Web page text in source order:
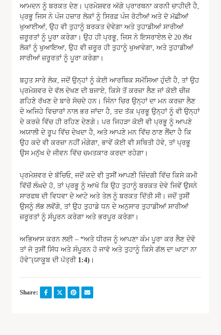
ਆਮਦਨ ਨੂੰ ਬਰਕਤ ਦੇਣ। ਪ੍ਰਮੇਸ਼ਵਰ ਅੱਗੇ ਪ੍ਰਾਰਥਨਾ ਕਰਨੀ ਚਾਹੀਦੀ ਹੈ,
ਪ੍ਰਭੂ ਜਿਸ ਨੇ ਪੰਜ ਹਜ਼ਾਰ ਲੋਕਾਂ ਨੂੰ ਸਿਰਫ਼ ਪੰਜ ਰੋਟੀਆਂ ਅਤੇ ਦੋ ਮੱਛੀਆਂ
ਖੁਆਈਆਂ, ਉਹ ਵੀ ਤੁਹਾਨੂੰ ਬਰਕਤ ਦੇਵੇਗਾ ਅਤੇ ਤੁਹਾਡੀਆਂ ਸਾਰੀਆਂ
ਜ਼ਰੂਰਤਾਂ ਨੂੰ ਪੂਰਾ ਕਰੇਗਾ। ਉਹ ਹੀ ਪ੍ਰਭੂ, ਜਿਸ ਨੇ ਇਸਰਾਏਲ ਦੇ 20 ਲੱਖ
ਲੋਕਾਂ ਨੂੰ ਖੁਆਇਆ, ਉਹ ਵੀ ਜ਼ਰੂਰ ਹੀ ਤੁਹਾਨੂੰ ਖੁਆਵੇਗਾ, ਅਤੇ ਤੁਹਾਡੀਆਂ
ਸਾਰੀਆਂ ਜ਼ਰੂਰਤਾਂ ਨੂੰ ਪੂਰਾ ਕਰੇਗਾ।
ਬਹੁਤ ਸਾਰੇ ਲੋਕ, ਜਦੋਂ ਉਨ੍ਹਾਂ ਨੂੰ ਕੋਈ ਆਰਥਿਕ ਸਮੱਸਿਆ ਹੁੰਦੀ ਹੈ, ਤਾਂ ਉਹ
ਪ੍ਰਮੇਸ਼ਵਰ ਦੇ ਵੱਲ ਦੇਖਣ ਦੀ ਬਜਾਏ, ਕਿਸੇ ਤੋਂ ਕਰਜ਼ਾ ਲੈਣ ਜਾਂ ਕੋਈ ਚੀਜ਼
ਗਹਿਣੇ ਰੱਖਣ ਦੇ ਬਾਰੇ ਸੋਚਦੇ ਹਨ। ਜਿੰਨਾ ਚਿਰ ਉਨ੍ਹਾਂ ਦਾ ਮਨ ਕਰਜ਼ਾ ਲੈਣ
ਦੇ ਅਜਿਹੇ ਵਿਚਾਰਾਂ ਨਾਲ ਭਰ ਜਾਂਦਾ ਹੈ, ਤਦ ਤੱਕ ਪ੍ਰਭੂ ਉਨ੍ਹਾਂ ਨੂੰ ਵੀ ਉਨ੍ਹਾਂ
ਦੇ ਕਰਜ਼ੇ ਵਿੱਚ ਹੀ ਰਹਿਣ ਦੇਣਗੇ। ਪਰ ਜਿਹੜਾ ਕੋਈ ਵੀ ਪ੍ਰਭੂ ਨੂੰ ਆਪਣੇ
ਅਯਾਲੀ ਦੇ ਰੂਪ ਵਿੱਚ ਦੇਖਦਾ ਹੈ, ਅਤੇ ਆਪਣੇ ਮਨ ਵਿੱਚ ਠਾਣ ਲੈਂਦਾ ਹੈ ਕਿ
ਉਹ ਕਦੇ ਵੀ ਕਰਜ਼ਾ ਨਹੀਂ ਮੰਗੇਗਾ, ਭਾਵੇਂ ਕੋਈ ਵੀ ਸਥਿਤੀ ਹੋਵੇ, ਤਾਂ ਪ੍ਰਭੂ
ਉਸ ਮਨੁੱਖ ਦੇ ਜੀਵਨ ਵਿੱਚ ਚਮਤਕਾਰ ਕਰਦਾ ਰਹੇਗਾ।
ਪ੍ਰਮੇਸ਼ਵਰ ਦੇ ਬੱਚਿਓ, ਜਦੋਂ ਕਦੇ ਵੀ ਤੁਸੀਂ ਆਪਣੀ ਜ਼ਿੰਦਗੀ ਵਿੱਚ ਕਿਸੇ ਕਮੀ
ਵਿੱਚੋਂ ਲੰਘਦੇ ਹੋ, ਤਾਂ ਪ੍ਰਭੂ ਨੂੰ ਆਖੋ ਕਿ ਉਹ ਤੁਹਾਨੂੰ ਬਰਕਤ ਦੇਵੇ ਜਿਵੇਂ ਉਸਨੇ
ਸਾਰਫਥ ਦੀ ਵਿਧਵਾ ਦੇ ਆਟੇ ਅਤੇ ਤੇਲ ਨੂੰ ਬਰਕਤ ਦਿੱਤੀ ਸੀ। ਜਦੋਂ ਤੁਸੀਂ
ਉਸਨੂੰ ਲੱਭ ਲਵੋਂਗੇ, ਤਾਂ ਉਹ ਤੁਹਾਡੇ ਧਨ ਦੇ ਅਨੁਸਾਰ ਤੁਹਾਡੀਆਂ ਸਾਰੀਆਂ
ਜ਼ਰੂਰਤਾਂ ਨੂੰ ਸੰਪੂਰਨ ਕਰੇਗਾ ਅਤੇ ਭਰਪੂਰ ਕਰੇਗਾ।
ਅਭਿਆਸ ਕਰਨ ਲਈ – “ਅਤੇ ਧੀਰਜ ਨੂੰ ਆਪਣਾ ਕੰਮ ਪੂਰਾ ਕਰ ਲੈਣ ਦੇਵੋ
ਤਾਂ ਜੋ ਤੁਸੀਂ ਸਿੱਧ ਅਤੇ ਸੰਪੂਰਨ ਹੋ ਜਾਵੋ ਅਤੇ ਤੁਹਾਨੂੰ ਕਿਸੇ ਗੱਲ ਦਾ ਘਾਟਾ ਨਾ
ਹੋਵੇ”(ਯਾਕੂਬ ਦੀ ਪੱਤ੍ਰੀ 1:4) ।
Share: